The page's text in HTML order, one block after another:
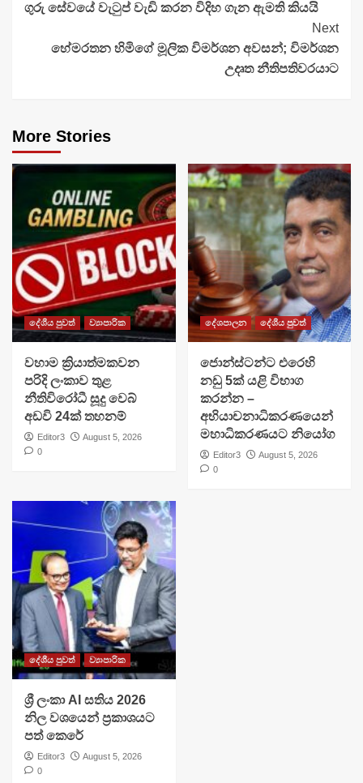
Reading
ගුරු සේවයේ වැටුප් වැඩි කරන විදිහ ගැන ඇමති කියයි
Next
හේමරතන හිමිගේ මූලික විමර්ශන අවසන්; විමර්ශන
උදෘත නීතිපතිවරයාට
More Stories
දේශීය පුවත් ව්‍යාපාරික
වහාම ක්‍රියාත්මකවන
පරිදි ලංකාව තුළ
නීතිවිරෝධී සූදු වෙබ්
අඩවි 24ක් තහනම්
Editor3
August 5, 2026
0
දේශපාලන දේශීය පුවත්
ජොන්ස්ටන්ට එරෙහි
නඩු 5ක් යළි විභාග
කරන්න –
අභියාචනාධිකරණයෙන්
මහාධිකරණයට නියෝග
Editor3
August 5, 2026
0
දේශීය පුවත් ව්‍යාපාරික
ශ්‍රී ලංකා AI සතිය 2026
නිල වශයෙන් ප්‍රකාශයට
පත් කෙරේ
Editor3
August 5, 2026
0